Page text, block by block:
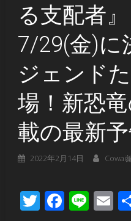
る支配者
7/29(金)に
ジェンド
場！新恐
載の最新予
2022年2月14日 Cowai
TwitterLine